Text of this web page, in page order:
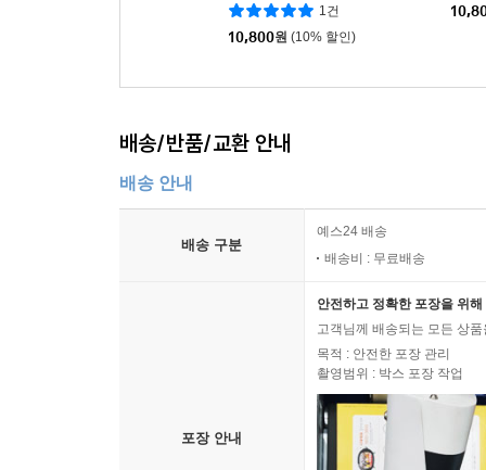
1건
10,800원 (10% 할인)
배송/반품/교환 안내
배송 안내
배송 구분
예스24 배송
배송비 : 무료배송
포장 안내
안전하고 정확한 포장을 위
고객님께 배송되는 모든 상
목적 : 안전한 포장 관리
촬영범위 : 박스 포장 작업